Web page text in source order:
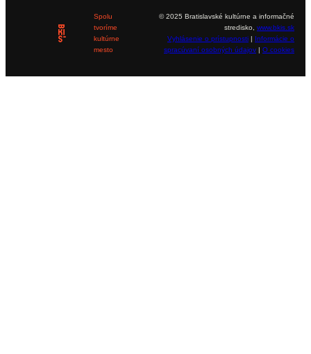
Spolu
tvoríme
kultúrne
mesto
© 2025 Bratislavské kultúrne a informačné
stredisko, www.bkis.sk
Vyhlásenie o prístupnosti | Informácie o
spracúvaní osobných údajov | O cookies